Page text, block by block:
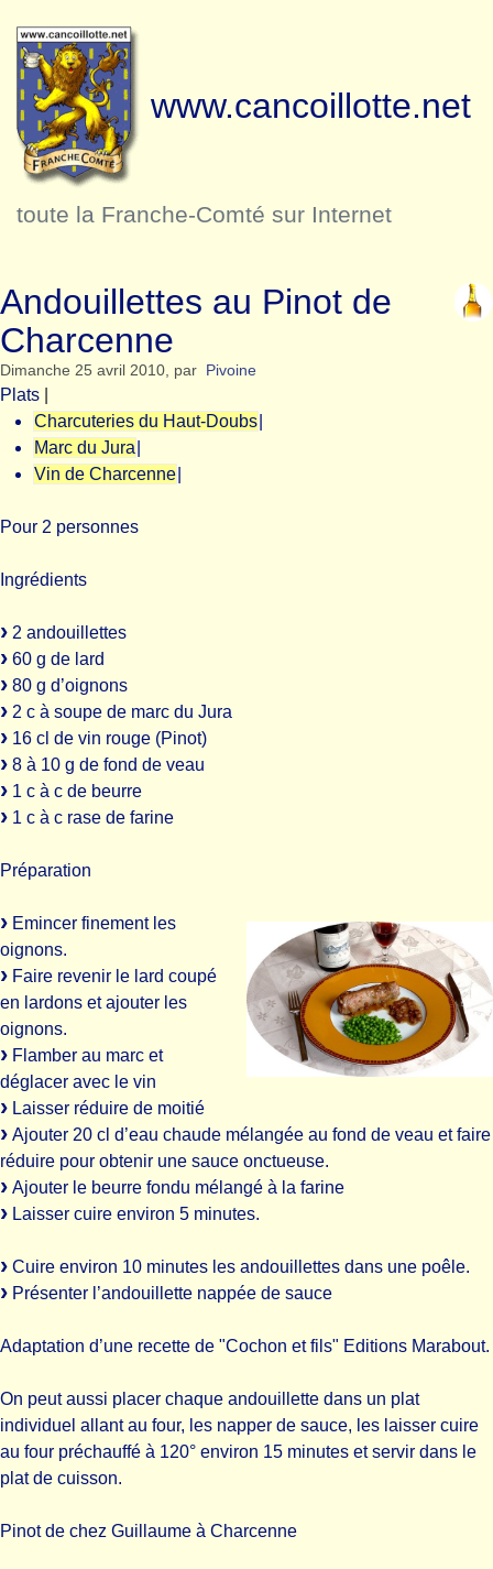
www.cancoillotte.net
toute la Franche-Comté sur Internet
Andouillettes au Pinot de
Charcenne
Dimanche 25 avril 2010, par Pivoine
Plats
Charcuteries du Haut-Doubs
Marc du Jura
Vin de Charcenne
Pour 2 personnes
Ingrédients
2 andouillettes
60 g de lard
80 g d’oignons
2 c à soupe de marc du Jura
16 cl de vin rouge (Pinot)
8 à 10 g de fond de veau
1 c à c de beurre
1 c à c rase de farine
Préparation
Emincer finement les
oignons.
Faire revenir le lard coupé
en lardons et ajouter les
oignons.
Flamber au marc et
déglacer avec le vin
Laisser réduire de moitié
Ajouter 20 cl d’eau chaude mélangée au fond de veau et faire
réduire pour obtenir une sauce onctueuse.
Ajouter le beurre fondu mélangé à la farine
Laisser cuire environ 5 minutes.
Cuire environ 10 minutes les andouillettes dans une poêle.
Présenter l’andouillette nappée de sauce
Adaptation d’une recette de "Cochon et fils" Editions Marabout.
On peut aussi placer chaque andouillette dans un plat
individuel allant au four, les napper de sauce, les laisser cuire
au four préchauffé à 120° environ 15 minutes et servir dans le
plat de cuisson.
Pinot de chez Guillaume à Charcenne